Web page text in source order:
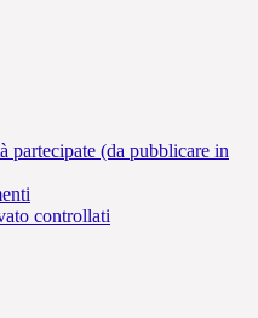
partecipate (da pubblicare in
controllati